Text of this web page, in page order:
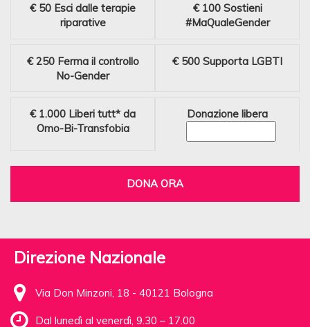
€ 50 Esci dalle terapie
riparative
€ 100 Sostieni
#MaQualeGender
€ 250 Ferma il controllo
No-Gender
€ 500 Supporta LGBTI
€ 1.000 Liberi tutt* da
Omo-Bi-Transfobia
Donazione libera
DONA ORA
Direzione Nazionale
Via Don Minzoni, 18 - 40121 Bologna
Dal lunedì al venerdì, 9.30 – 17.00